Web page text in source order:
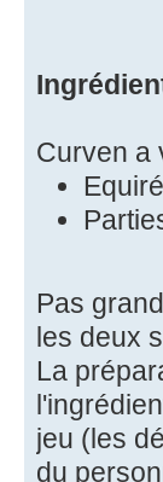
Curven a
Pas
les deux
La
jeu (les
du